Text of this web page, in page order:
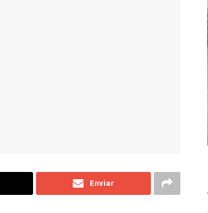
Enviar